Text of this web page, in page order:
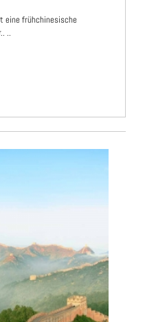
eine frühchinesische
..